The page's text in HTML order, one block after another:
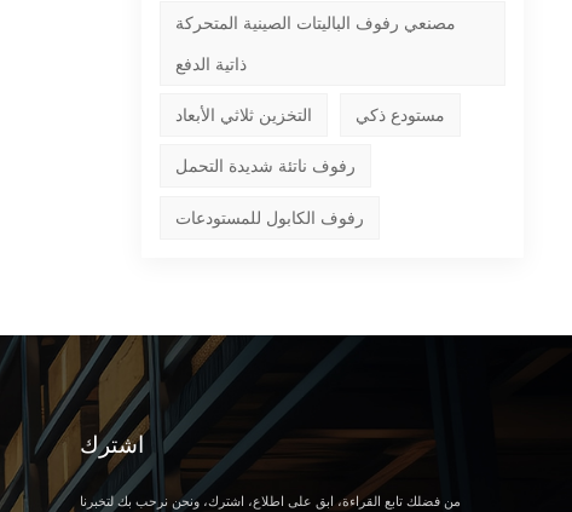
مصنعي رفوف الباليتات الصينية المتحركة
ذاتية الدفع
التخزين ثلاثي الأبعاد مستودع ذكي
رفوف ناتئة شديدة التحمل
رفوف الكابول للمستودعات
اشترك
من فضلك تابع القراءة، ابق على اطلاع، اشترك، ونحن نرحب بك لتخبرنا